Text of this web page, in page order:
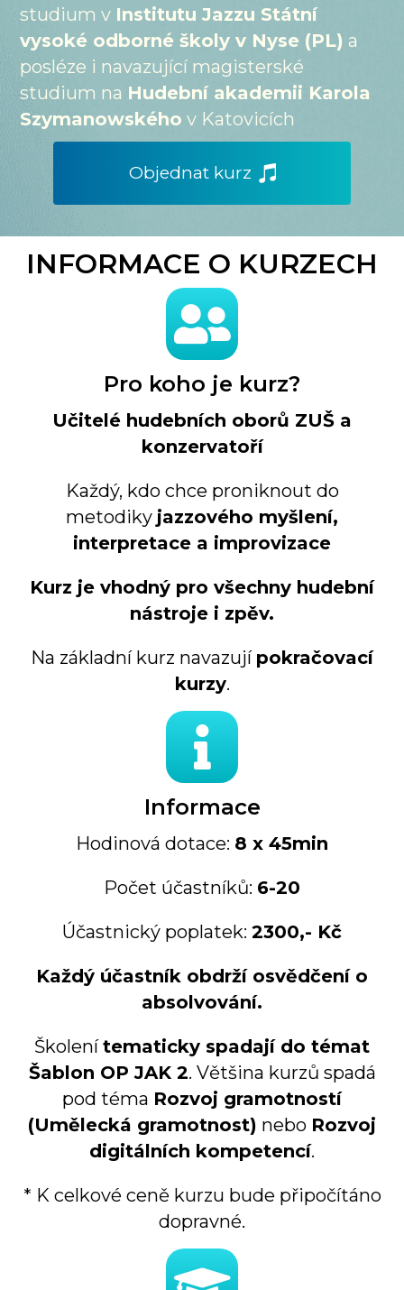
studium v Institutu Jazzu Státní
vysoké odborné školy v Nyse (PL) a
posléze i navazující magisterské
studium na Hudební akademii Karola
Szymanowského v Katovicích
Objednat kurz
INFORMACE O KURZECH
Pro koho je kurz?
Učitelé hudebních oborů ZUŠ a
konzervatoří
Každý, kdo chce proniknout do
metodiky jazzového myšlení,
interpretace a improvizace
Kurz je vhodný pro všechny hudební
nástroje i zpěv.
Na základní kurz navazují pokračovací
kurzy.
Informace
Hodinová dotace: 8 x 45min
Počet účastníků: 6-20
Účastnický poplatek: 2300,- Kč
Každý účastník obdrží osvědčení o
absolvování.
Školenítematicky spadají do témat
Šablon OP JAK 2. Většina kurzů spadá
pod téma Rozvoj gramotností
(Umělecká gramotnost) nebo Rozvoj
digitálních kompetencí.
* K celkové ceně kurzu bude připočítáno
dopravné.